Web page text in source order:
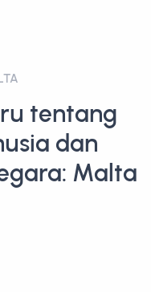
tentang
dan
Malta